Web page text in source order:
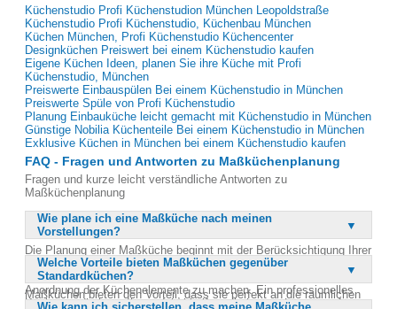
Küchenstudio Profi Küchenstudion München Leopoldstraße
Küchenstudio Profi Küchenstudio, Küchenbau München
Küchen München, Profi Küchenstudio Küchencenter
Designküchen Preiswert bei einem Küchenstudio kaufen
Eigene Küchen Ideen, planen Sie ihre Küche mit Profi
Küchenstudio, München
Preiswerte Einbauspülen Bei einem Küchenstudio in München
Preiswerte Spüle von Profi Küchenstudio
Planung Einbauküche leicht gemacht mit Küchenstudio in München
Günstige Nobilia Küchenteile Bei einem Küchenstudio in München
Exklusive Küchen in München bei einem Küchenstudio kaufen
FAQ - Fragen und Antworten zu Maßküchenplanung
Fragen und kurze leicht verständliche Antworten zu
Maßküchenplanung
Wie plane ich eine Maßküche nach meinen
Vorstellungen?
Die Planung einer Maßküche beginnt mit der Berücksichtigung Ihrer
individuellen Bedürfnisse und Vorstellungen. Es ist wichtig, die
Raummaße genau zu kennen und sich Gedanken über die
Anordnung der Küchenelemente zu machen. Ein professionelles
Küchenstudio kann Ihnen dabei helfen, die besten Lösungen für
Welche Vorteile bieten Maßküchen gegenüber
Standardküchen?
Maßküchen bieten den Vorteil, dass sie perfekt an die räumlichen